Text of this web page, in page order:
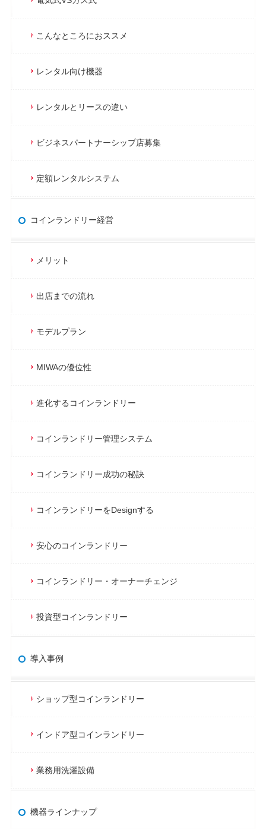
こんなところにおススメ
レンタル向け機器
レンタルとリースの違い
ビジネスパートナーシップ店募集
定額レンタルシステム
コインランドリー経営
メリット
出店までの流れ
モデルプラン
MIWAの優位性
進化するコインランドリー
コインランドリー管理システム
コインランドリー成功の秘訣
コインランドリーをDesignする
安心のコインランドリー
コインランドリー・オーナーチェンジ
投資型コインランドリー
導入事例
ショップ型コインランドリー
インドア型コインランドリー
業務用洗濯設備
機器ラインナップ